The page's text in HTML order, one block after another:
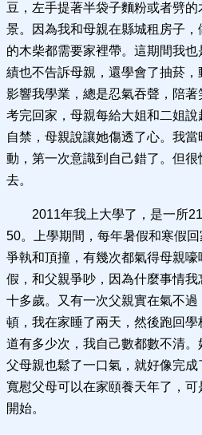
豆，左手提著半袋子麵粉或者劈
景。因為我和母親在縣城租房子
的木柴都需要家裡帶。這期間我
績也不告訴母親，還學會了抽菸
影響我學業，總是忍氣吞聲，陪
考完回家，母親每給大姐和二姐
自禁，母親說讓她傷透了心。我
動，第一次意識到自己錯了。但
去。
2011年我上大學了，是一所
50。上學期間，每年暑假和寒假
爭執和頂撞，有幾次都氣得母親
假，和父親爭吵，因為什麼事情
十多歲。又有一次父親實在氣不
頓，我在家睡了兩天，然後跑回
道有多少次，我自己數都數不清。
父母親也鬆了一口氣，就好像完
寬慰父母可以在家頤養天年了，
開始。